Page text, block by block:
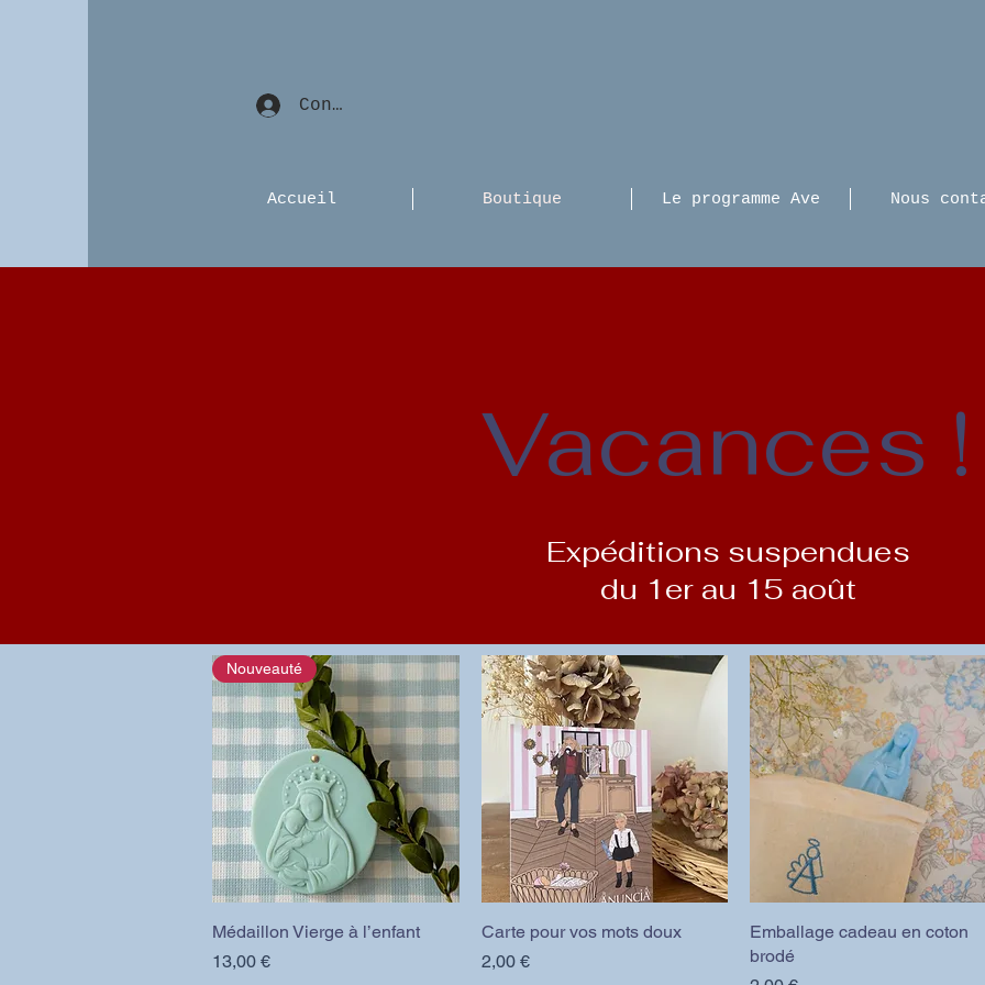
Accueil Boutique Le programme Ave Nous
Connexion
Vacances !
Expéditions suspendues
du 1er au 15 août
Aperçu rapide
Nouveauté
Médaillon Vierge à l’enfant
Prix
13,00 €
Aperçu rapide
Carte pour vos mots doux
Prix
2,00 €
Aperçu rapide
Emballage cadeau en coton
brodé